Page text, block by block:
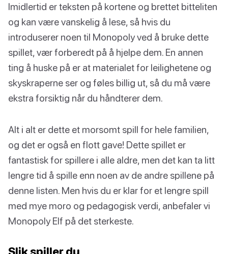
Imidlertid er teksten på kortene og brettet bitteliten
og kan være vanskelig å lese, så hvis du
introduserer noen til Monopoly ved å bruke dette
spillet, vær forberedt på å hjelpe dem. En annen
ting å huske på er at materialet for leilighetene og
skyskraperne ser og føles billig ut, så du må være
ekstra forsiktig når du håndterer dem.
Alt i alt er dette et morsomt spill for hele familien,
og det er også en flott gave! Dette spillet er
fantastisk for spillere i alle aldre, men det kan ta litt
lengre tid å spille enn noen av de andre spillene på
denne listen. Men hvis du er klar for et lengre spill
med mye moro og pedagogisk verdi, anbefaler vi
Monopoly Elf på det sterkeste.